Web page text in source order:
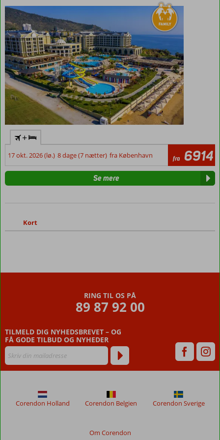
5
+
17 okt. 2026 (lø.) 8 dage (7 nætter) fra København fra 6914
Se mere
Kort
RING TIL OS PÅ
89 87 92 00
TILMELD DIG NYHEDSBREVET – OG
FÅ GODE TILBUD OG NYHEDER
Om Corendon
Corendon Holland Corendon Belgien Corendon Sverige